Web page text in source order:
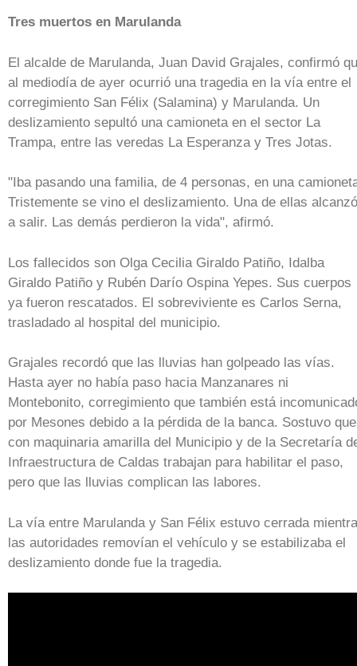
Tres muertos en Marulanda
El alcalde de Marulanda, Juan David Grajales, confirmó
al mediodía de ayer ocurrió una tragedia en la vía entre el
corregimiento San Félix (Salamina) y Marulanda. Un
deslizamiento sepultó una camioneta en el sector La
Trampa, entre las veredas La Esperanza y Tres Jotas.
"Iba pasando una familia, de 4 personas, en una
Tristemente se vino el deslizamiento. Una de ellas alcanzó
a salir. Las demás perdieron la vida", afirmó.
Los fallecidos son Olga Cecilia Giraldo Patiño, Idalba
Giraldo Patiño y Rubén Darío Ospina Yepes. Sus cuerpos
ya fueron rescatados. El sobreviviente es Carlos Serna,
trasladado al hospital del municipio.
Grajales recordó que las lluvias han golpeado las vías.
Hasta ayer no había paso hacia Manzanares ni
Montebonito, corregimiento que también está
por Mesones debido a la pérdida de la banca. Sostuvo que
con maquinaria amarilla del Municipio y de la Secretaría
Infraestructura de Caldas trabajan para habilitar el paso,
pero que las lluvias complican las labores.
La vía entre Marulanda y San Félix estuvo cerrada
las autoridades removían el vehículo y se estabilizaba el
deslizamiento donde fue la tragedia.